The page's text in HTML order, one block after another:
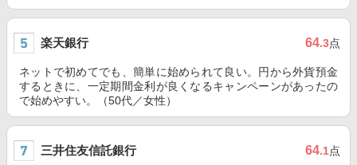
楽天銀行 64.3点
ネットで初めてでも、簡単に始められて良い。円から外貨預金
するときに、一定期間金利が良くなるキャンペーンがあったの
で始めやすい。（50代／女性）
三井住友信託銀行 64.1点